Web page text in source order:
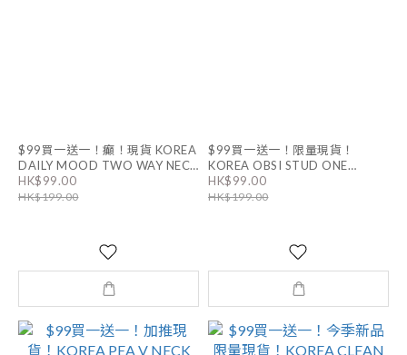
$99買一送一！癲！現貨 KOREA
DAILY MOOD TWO WAY NECK
TOP｜5色
HK$99.00
HK$199.00
$99買一送一！限量現貨！
KOREA OBSI STUD ONE
SHOULDER TOP｜6色
HK$99.00
HK$199.00